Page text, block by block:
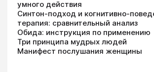
умного действия
Синтон-подход и когнитивно-
терапия: сравнительный анализ
Обида: инструкция по применению
Три принципа мудрых людей
Манифест послушания женщины